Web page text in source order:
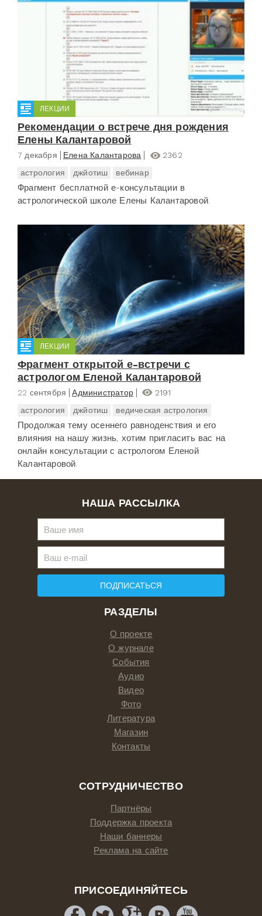
ЛЕКЦИИ
Рекомендации о встрече дня рождения
Елены Калантаровой
7 декабря Елена Калантарова
2362
астрология
джйотиш вебинар
Фрагмент бесплатной е-консультации в
астрологической школе Елены Калантаровой.
ЛЕКЦИИ
Фрагмент открытой е-встречи с
астрологом Еленой Калантаровой
22 сентября Администратор
2191
астрология
джйотиш ведическая астрология
Продолжая тему осеннего равноденствия и его
влияния на нашу жизнь, хотим пригласить вас на
онлайн консультации с астрологом Еленой
Калантаровой.
РАЗДЕЛЫ
О проекте
О журнале
События
Аудио
Видео
Фото
Литература
Магазин
Контакты
СОТРУДНИЧЕСТВО
Партнёры
Поддержка проекта
Наши баннеры
Реклама на сайте
ПРИСОЕДИНЯЙТЕСЬ
НАША РАССЫЛКА
ПОДПИСАТЬСЯ